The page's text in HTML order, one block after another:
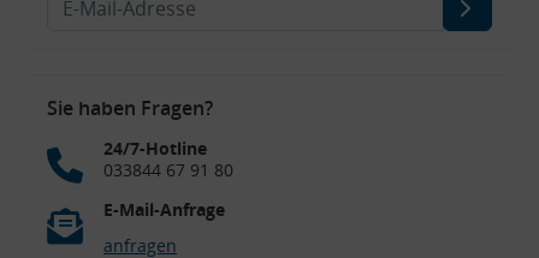
Sie haben Fragen?
24/7-Hotline
033844 67 91 80
E-Mail-Anfrage
anfragen